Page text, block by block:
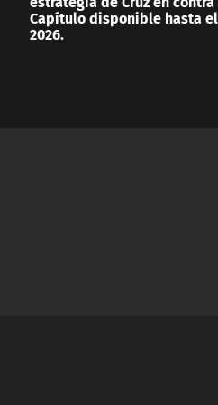
Capítulo disponible hasta
2026.